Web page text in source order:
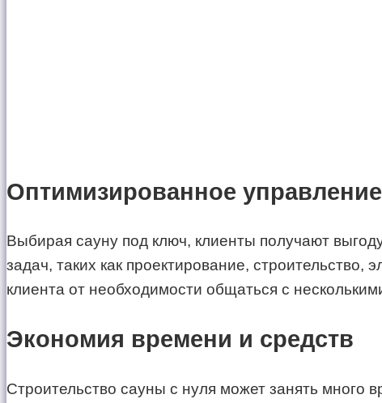
Оптимизированное
Выбирая сауну под ключ, клиенты получают
задач, таких как проектирование,
клиента от необходимости общаться с
Экономия времени и средств
Строительство сауны с нуля может занять много